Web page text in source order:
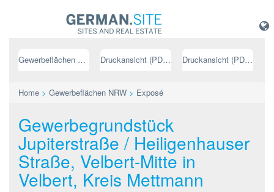
Gewerbeflächen NRW Druckansicht (PDF) // deutsch Druckansicht (PDF) // englisch
Home > Gewerbeflächen NRW > Exposé
Gewerbegrundstück
Jupiterstraße / Heiligenhauser
Straße, Velbert-Mitte in
Velbert, Kreis Mettmann